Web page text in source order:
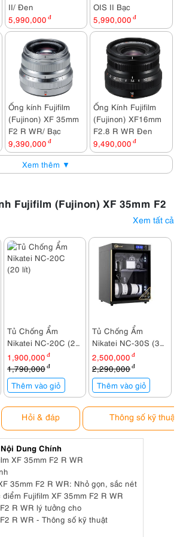
II/ Đen
5,990,000 đ
OIS II Bạc
5,990,000 đ
Ống kính Fujifilm
(Fujinon) XF 35mm
F2 R WR/ Bạc
9,390,000 đ
Ống Kính Fujifilm
(Fujinon) XF16mm
F2.8 R WR Đen
9,490,000 đ
Xem thêm ▼
Fujifilm (Fujinon) XF 35mm F2
Xem tất cả
Tủ Chống Ẩm
Nikatei NC-20C (20
lít)
1,900,000 đ
1,790,000 đ
Thêm vào giỏ
Tủ Chống Ẩm
Nikatei NC-30S (30
lít)
2,500,000 đ
2,290,000đ
Thêm vào giỏ
Hỏi & đáp Thông số kỹ thuật
Nội Dung Chính
XF 35mm F2 R WR
35mm F2 R WR: Nhỏ gọn, sắc nét
Fujifilm XF 35mm F2 R WR
R WR lý tưởng cho
R WR - Thông số kỹ thuật